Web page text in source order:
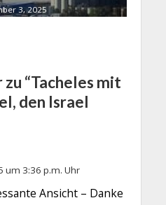
3, 2025
“Tacheles mit
den Israel
um 3:36 p.m. Uhr
Ansicht – Danke